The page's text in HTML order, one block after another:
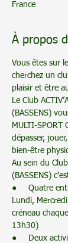
France
À propos
Vous êtes sur
cherchez un
plaisir et être
Le Club
(BASSENS)
MULTI-SPORT
dépasser,
bien-être
Au sein du Club
(BASSENS)
●     Quatre
Lundi,
créneau
13h30)
●     Deux